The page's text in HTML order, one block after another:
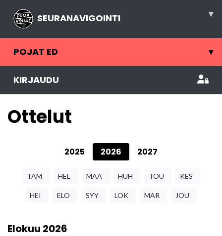
SEURANAVIGOINTI ▾
POJAT ED ▾
KIRJAUDU
Ottelut
2025 2026 2027
TAM HEL MAA HUH TOU KES
HEI ELO SYY LOK MAR JOU
Elokuu 2026